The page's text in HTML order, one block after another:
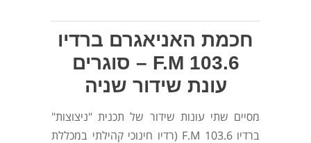
חכמת האניאגרם ברדיו
103.6 F.M – סוגרים
עונת שידור שניה
מסיים שתי עונות שידור של תכנית "ניצוצות"
ברדיו 103.6 F.M (רדיו חינוכי קהילתי במכללת